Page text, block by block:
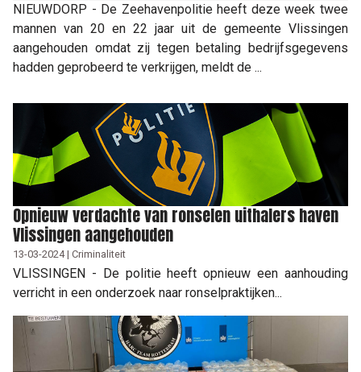
NIEUWDORP - De Zeehavenpolitie heeft deze week twee
mannen van 20 en 22 jaar uit de gemeente Vlissingen
aangehouden omdat zij tegen betaling bedrijfsgegevens
hadden geprobeerd te verkrijgen, meldt de ...
Opnieuw verdachte van ronselen uithalers haven
Vlissingen aangehouden
13-03-2024 | Criminaliteit
VLISSINGEN - De politie heeft opnieuw een aanhouding
verricht in een onderzoek naar ronselpraktijken...